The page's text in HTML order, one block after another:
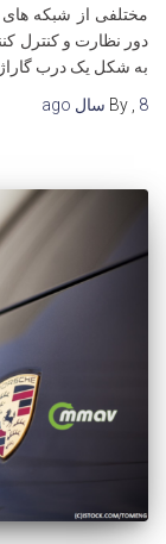
مختلفی از شبکه
دور نظارت و کنترل
به شکل یک درب گاراژ
By
8 سال